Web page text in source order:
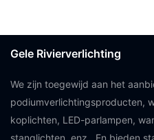
Gele Rivierverlichting
We zijn toegewijd aan het
podiumverlichtingsproducten,
koplichten, LED-parlampen,
stanglichten, enz., En bieden